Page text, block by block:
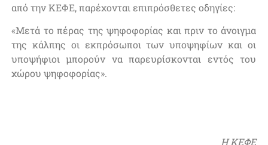
από την ΚΕΦΕ, παρέχονται επιπρόσθετες οδηγίες:
«Μετά το πέρας της ψηφοφορίας και πριν το άνοιγμα
της κάλπης οι εκπρόσωποι των υποψηφίων και οι
υποψήφιοι μπορούν να παρευρίσκονται εντός του
χώρου ψηφοφορίας».
Η ΚΕΦΕ